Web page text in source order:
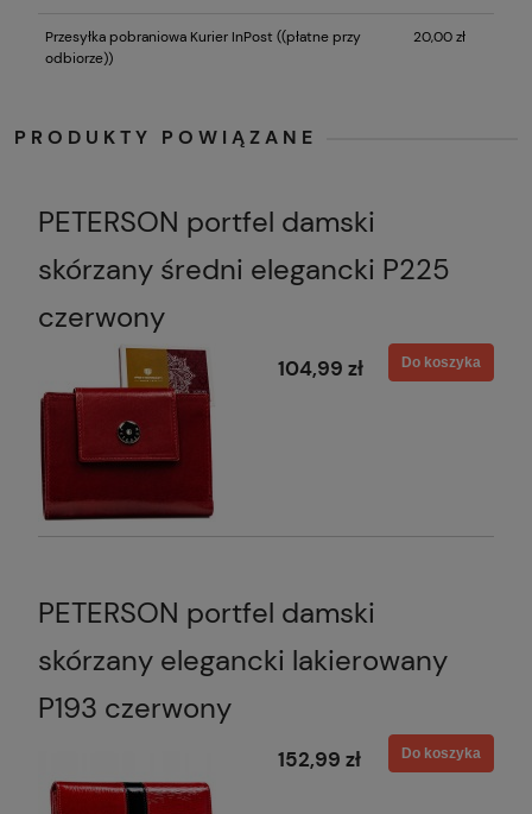
Przesyłka pobraniowa Kurier InPost ((płatne przy
odbiorze))
20,00 zł
PRODUKTY POWIĄZANE
PETERSON portfel damski
skórzany średni elegancki P225
czerwony
104,99 zł Do koszyka
PETERSON portfel damski
skórzany elegancki lakierowany
P193 czerwony
152,99 zł Do koszyka